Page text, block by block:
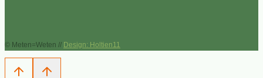
© Meten=Weten // Design: Holtien11